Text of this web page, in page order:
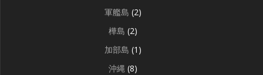
軍艦島 (2)
樺島 (2)
加部島 (1)
沖縄 (8)